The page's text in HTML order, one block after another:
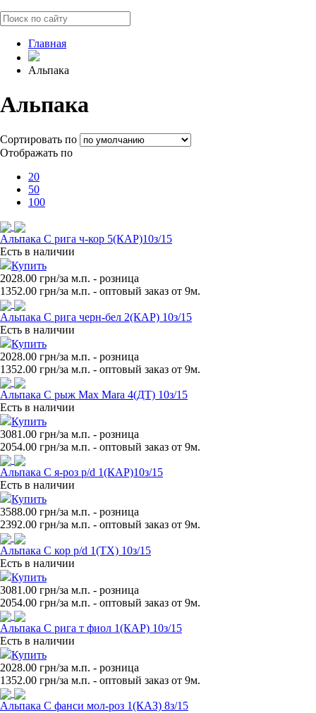
Главная
Альпака
Альпака
Сортировать по
Отображать по
20
50
100
Альпака С рига ч-кор 5(КАР)10з/15
Есть в наличии
Купить
2028.00 грн/за м.п. - розница
1352.00 грн/за м.п. - оптовый заказ от 9м.
Альпака С рига черн-бел 2(КАР) 10з/15
Есть в наличии
Купить
2028.00 грн/за м.п. - розница
1352.00 грн/за м.п. - оптовый заказ от 9м.
Альпака С рыж Max Mara 4(ДТ) 10з/15
Есть в наличии
Купить
3081.00 грн/за м.п. - розница
2054.00 грн/за м.п. - оптовый заказ от 9м.
Альпака С я-роз p/d 1(КАР)10з/15
Есть в наличии
Купить
3588.00 грн/за м.п. - розница
2392.00 грн/за м.п. - оптовый заказ от 9м.
Альпака С кор p/d 1(ТХ) 10з/15
Есть в наличии
Купить
3081.00 грн/за м.п. - розница
2054.00 грн/за м.п. - оптовый заказ от 9м.
Альпака С рига т фиол 1(КАР) 10з/15
Есть в наличии
Купить
2028.00 грн/за м.п. - розница
1352.00 грн/за м.п. - оптовый заказ от 9м.
Альпака С фанси мол-роз 1(КАЗ) 8з/15